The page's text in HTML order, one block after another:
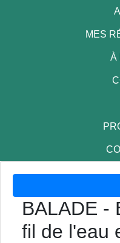
MES
À
BALADE -
fil de l'eau